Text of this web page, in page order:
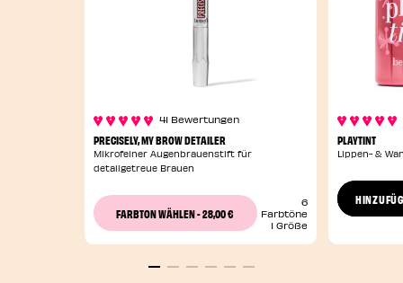
41 Bewertungen
PRECISELY, MY BROW DETAILER
Mikrofeiner Augenbrauenstift für
detailgetreue Brauen
FARBTON WÄHLEN-28,00 €
6
Farbtöne
1 Größe
PLAYTINT
Lippen- &